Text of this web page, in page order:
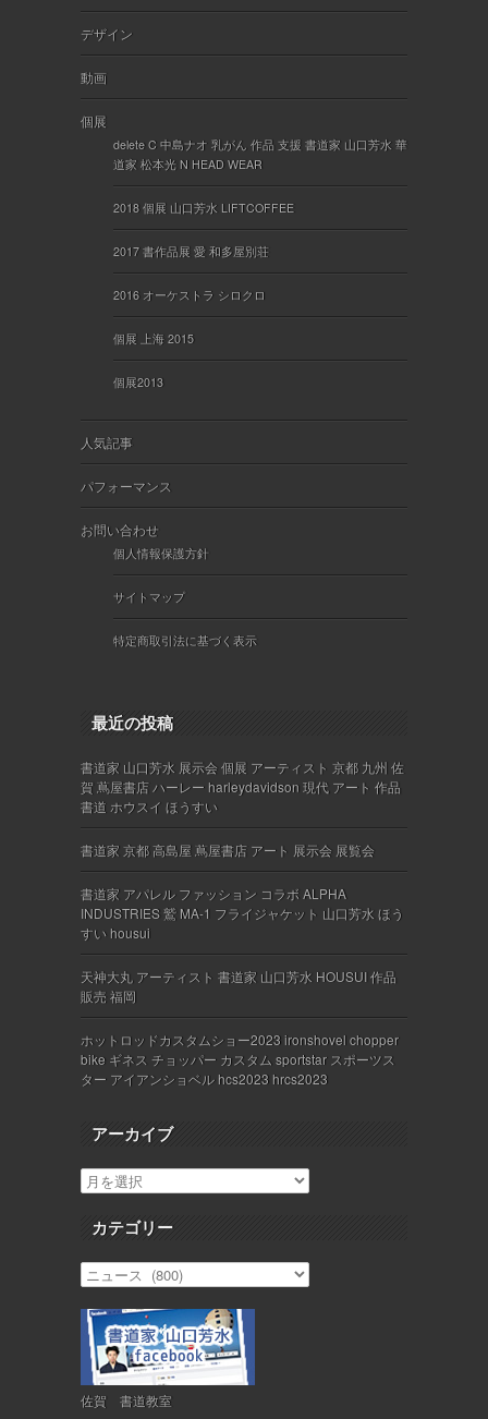
デザイン
動画
個展
delete C 中島ナオ 乳がん 作品 支援 書道家 山口芳水 華
道家 松本光 N HEAD WEAR
2018 個展 山口芳水 LIFTCOFFEE
2017 書作品展 愛 和多屋別荘
2016 オーケストラ シロクロ
個展 上海 2015
個展2013
人気記事
パフォーマンス
お問い合わせ
個人情報保護方針
サイトマップ
特定商取引法に基づく表示
最近の投稿
書道家 山口芳水 展示会 個展 アーティスト 京都 九州 佐
賀 蔦屋書店 ハーレー harleydavidson 現代 アート 作品
書道 ホウスイ ほうすい
書道家 京都 高島屋 蔦屋書店 アート 展示会 展覧会
書道家 アパレル ファッション コラボ ALPHA
INDUSTRIES 鷲 MA-1 フライジャケット 山口芳水 ほう
すい housui
天神大丸 アーティスト 書道家 山口芳水 HOUSUI 作品
販売 福岡
ホットロッドカスタムショー2023 ironshovel chopper
bike ギネス チョッパー カスタム sportstar スポーツス
ター アイアンショベル hcs2023 hrcs2023
アーカイブ
カテゴリー
佐賀 書道教室